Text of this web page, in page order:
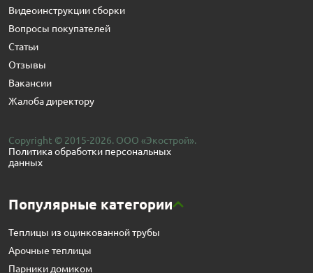
Видеоинструкции сборки
Вопросы покупателей
Статьи
Отзывы
Вакансии
Жалоба директору
Copyright © 2015-2026. ООО «Экострой».
Политика обработки персональных
данных
Популярные категории
Теплицы из оцинкованной трубы
Арочные теплицы
Парники домиком